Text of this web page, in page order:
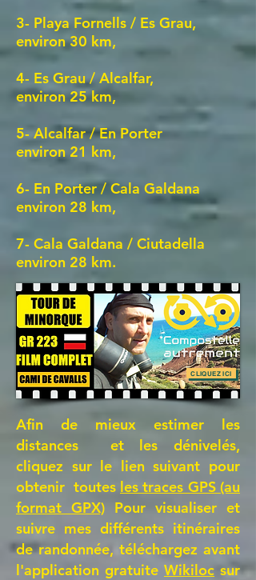
3- Playa Fornells / Es Grau,
environ 30 km,
4- Es Grau / Alcalfar,
environ 25 km,
5- Alcalfar / En Porter
environ 21 km,
6- En Porter / Cala Galdana
environ 28 km,
7- Cala Galdana / Ciutadella
environ 28 km.
CLIQUEZ ICI
Afin de mieux estimer les
distances et les dénivelés,
cliquez sur le lien suivant pour
obtenir toutes les traces GPS (au
format GPX) Pour visualiser et
suivre mes différents itinéraires
de randonnée, téléchargez avant
l'application gratuite Wikiloc sur